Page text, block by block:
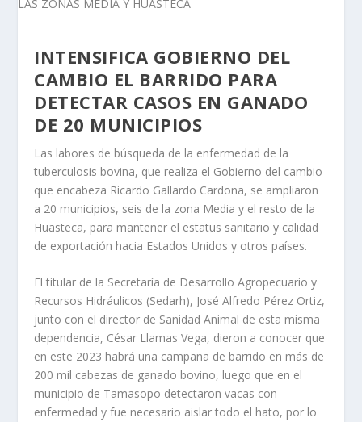
INTENSIFICA GOBIERNO DEL
CAMBIO EL BARRIDO PARA
DETECTAR CASOS EN GANADO
DE 20 MUNICIPIOS
Las labores de búsqueda de la enfermedad de la
tuberculosis bovina, que realiza el Gobierno del cambio
que encabeza Ricardo Gallardo Cardona, se ampliaron
a 20 municipios, seis de la zona Media y el resto de la
Huasteca, para mantener el estatus sanitario y calidad
de exportación hacia Estados Unidos y otros países.
El titular de la Secretaría de Desarrollo Agropecuario y
Recursos Hidráulicos (Sedarh), José Alfredo Pérez Ortiz,
junto con el director de Sanidad Animal de esta misma
dependencia, César Llamas Vega, dieron a conocer que
en este 2023 habrá una campaña de barrido en más de
200 mil cabezas de ganado bovino, luego que en el
municipio de Tamasopo detectaron vacas con
enfermedad y fue necesario aislar todo el hato, por lo